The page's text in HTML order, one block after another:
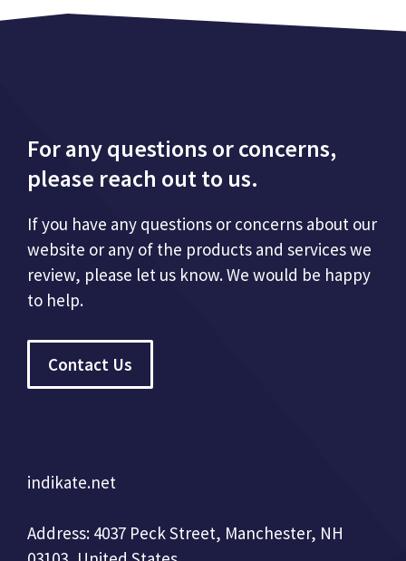
For any questions or concerns,
please reach out to us.
If you have any questions or concerns about our
website or any of the products and services we
review, please let us know. We would be happy
to help.
Contact Us
indikate.net
Address: 4037 Peck Street, Manchester, NH